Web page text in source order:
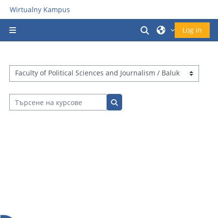
Прескочи на основното съдържание
Wirtualny Kampus
Превключване
Log in
Категории курсове
Търсене на курсове
Търсене на курсове